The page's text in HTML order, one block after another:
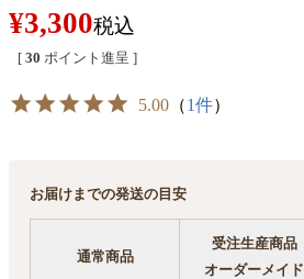
¥3,300税込
[ 30 ポイント進呈 ]
5.00 （1件）
お届けまでの発送の目安
通常商品
受注生産商品
オーダーメイド